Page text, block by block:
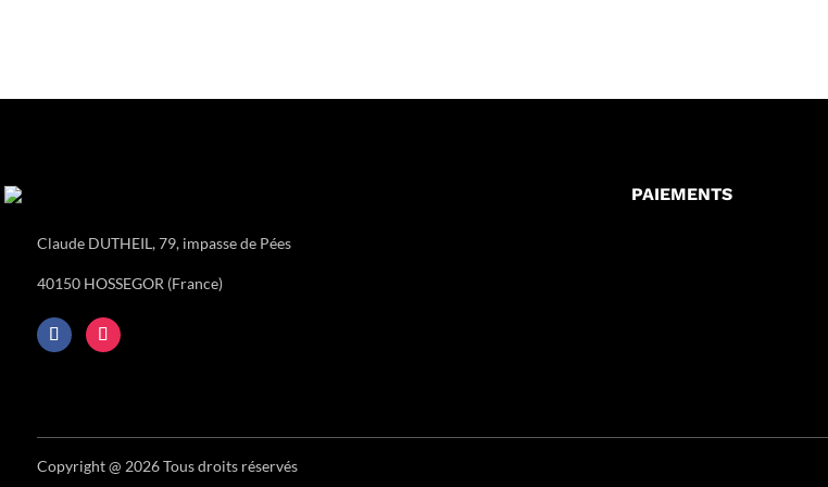
Claude DUTHEIL, 79, impasse de Pées
40150 HOSSEGOR (France)
PAIEMENTS
Copyright @ 2026 Tous droits réservés